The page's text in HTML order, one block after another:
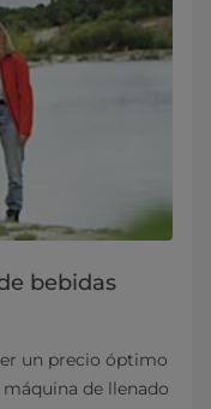
bebidas
un precio óptimo
de llenado